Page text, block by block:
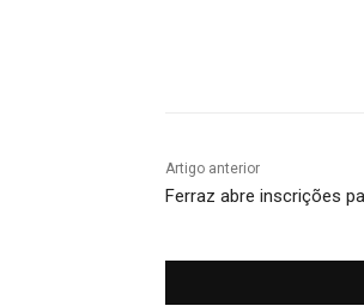
Artigo anterior
Ferraz abre inscrições